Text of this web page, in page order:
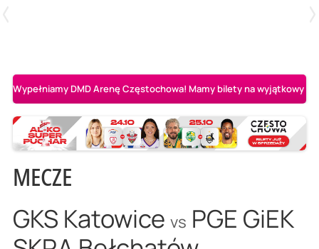
Wypełniamy DMD Arenę Częstochowa! Mamy bilety na wyjątkowy
MECZE
GKS Katowice vs PGE GiEK